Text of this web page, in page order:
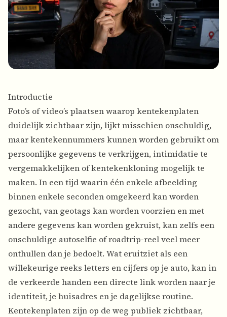
Introductie
Foto’s of video’s plaatsen waarop kentekenplaten
duidelijk zichtbaar zijn, lijkt misschien onschuldig,
maar kentekennummers kunnen worden gebruikt om
persoonlijke gegevens te verkrijgen, intimidatie te
vergemakkelijken of kentekenkloning mogelijk te
maken. In een tijd waarin één enkele afbeelding
binnen enkele seconden omgekeerd kan worden
gezocht, van geotags kan worden voorzien en met
andere gegevens kan worden gekruist, kan zelfs een
onschuldige autoselfie of roadtrip-reel veel meer
onthullen dan je bedoelt. Wat eruitziet als een
willekeurige reeks letters en cijfers op je auto, kan in
de verkeerde handen een directe link worden naar je
identiteit, je huisadres en je dagelijkse routine.
Kentekenplaten zijn op de weg publiek zichtbaar,